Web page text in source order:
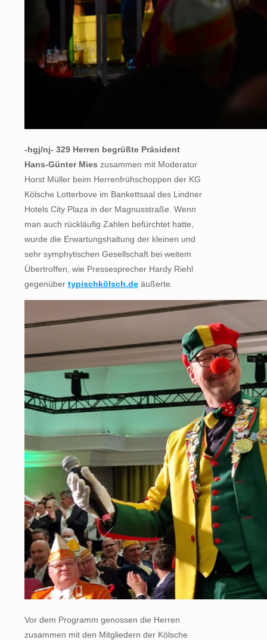
-hgj/nj- 329 Herren begrüßte Präsident
Hans-Günter Mies zusammen mit Moderator
Horst Müller beim Herrenfrühschoppen der KG
Kölsche Lotterbove im Bankettsaal des Lindner
Hotels City Plaza in der Magnusstraße. Wenn
man auch rückläufig Zahlen befürchtet hatte,
wurde die Erwartungshaltung der kleinen und
sehr symphytischen Gesellschaft bei weitem
Übertroffen, wie Pressesprecher Hardy Riehl
gegenüber typischkölsch.de äußerte.
Vor dem Programm genossen die Herren
zusammen mit den Mitgliedern der Kölsche